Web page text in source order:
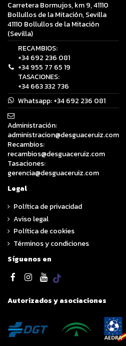
Carretera Bormujos, km 9, 41110
Bollullos de la Mitación, Sevilla
41110 Bollullos de la Mitación
(Sevilla)
RECAMBIOS:
+34 692 236 081
+34 955 77 65 19
TASACIONES:
+34 663 332 736
Whatsapp:+34 692 236 081
Administración:
administracion@desguaceruiz.com
Recambios:
recambios@desguaceruiz.com
Tasaciones:
gerencia@desguaceruiz.com
Legal
Política de privacidad
Aviso legal
Política de cookies
Términos y condiciones
Síguenos en
Autorizados y asociaciones